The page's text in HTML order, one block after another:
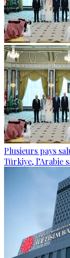
Plusieurs pays
Türkiye, l’Arabie